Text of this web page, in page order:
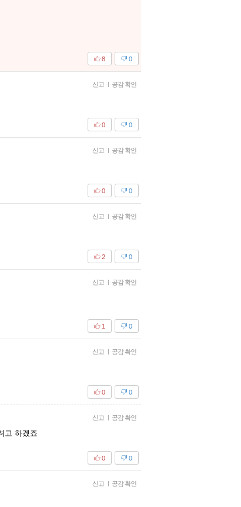
0
8
신고 | 공감 확인
0
0
신고 | 공감 확인
0
0
신고 | 공감 확인
0
2
신고 | 공감 확인
0
1
신고 | 공감 확인
0
0
신고 | 공감 확인
고 하겠죠
0
0
신고 | 공감 확인